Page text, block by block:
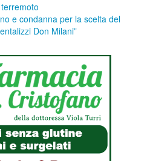
e condanna per la scelta del
Don Milani”